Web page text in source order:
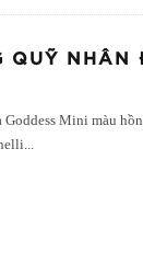
QUỸ NHÂN
Mini màu
...